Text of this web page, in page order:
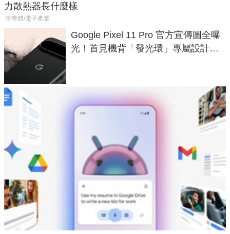
力散熱器長什麼樣
半導體/電子產業
Google Pixel 11 Pro 官方宣傳圖全曝
光！首見機背「發光環」專屬設計、